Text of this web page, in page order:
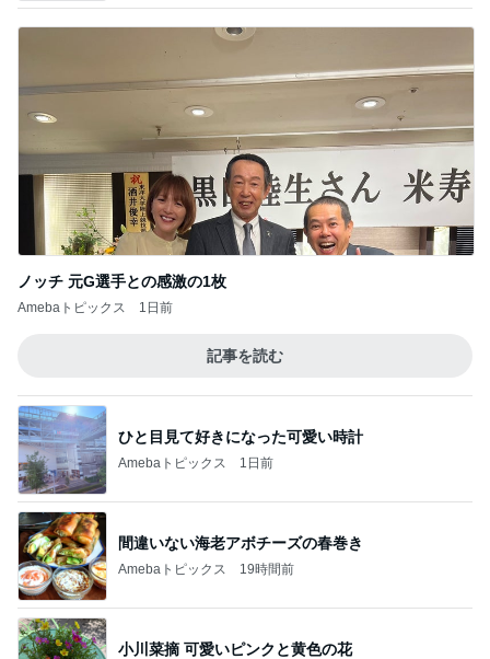
ノッチ 元G選手との感激の1枚
Amebaトピックス 1日前
記事を読む
ひと目見て好きになった可愛い時計
Amebaトピックス 1日前
間違いない海老アボチーズの春巻き
Amebaトピックス 19時間前
小川菜摘 可愛いピンクと黄色の花